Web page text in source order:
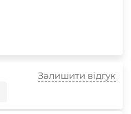
Залишити відгук